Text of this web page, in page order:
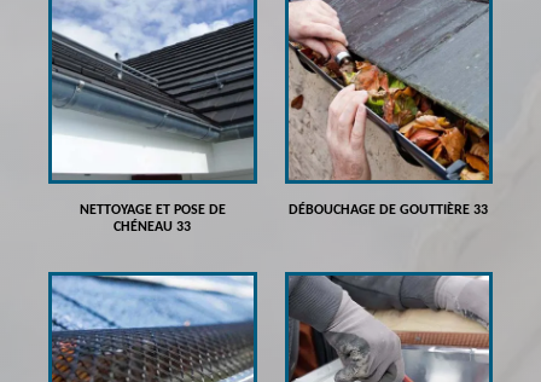
NETTOYAGE ET POSE DE
CHÉNEAU 33
DÉBOUCHAGE DE GOUTTIÈRE 33